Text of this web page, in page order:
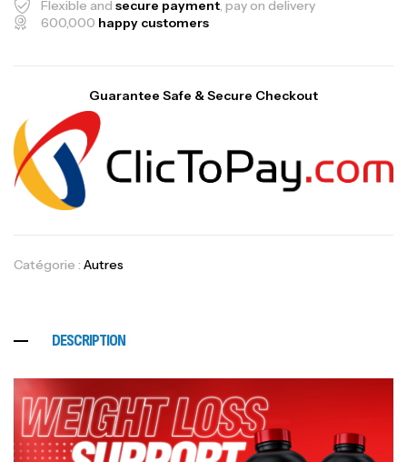
Flexible and secure payment, pay on delivery
600,000 happy customers
Guarantee Safe & Secure Checkout
Catégorie : Autres
DESCRIPTION